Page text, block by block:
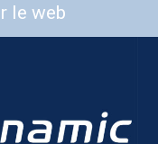
le web